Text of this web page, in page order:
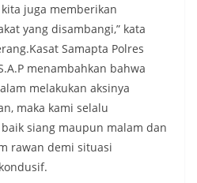
juga memberikan
yang disambangi,” kata
Samapta Polres
menambahkan bahwa
melakukan aksinya
maka kami selalu
siang maupun malam dan
rawan demi situasi